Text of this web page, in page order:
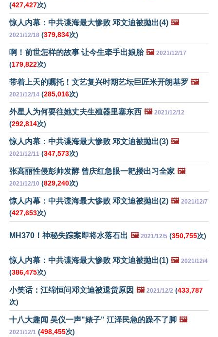
(427,427次)
惊人内幕：中共谍海最大惨败 邓文迪被抛出(4) 🖼️
2021/12/18 (379,834次)
啊！前世怎样的故事 让今生牵手出娘胎 🖼️ 2021/12/17
(179,822次)
带着上天的嘱托！文艺复兴时期艺坛巨匠米开朗基罗 🖼️
2021/12/14 (285,016次)
外星人为何要往她丈夫生殖器里塞东西 🖼️ 2021/12/12
(292,814次)
惊人内幕：中共谍海最大惨败 邓文迪被抛出(3) 🖼️
2021/12/11 (347,573次)
张高丽性侵彭帅发酵 曾庆红急眼一耙搂出习全家 🖼️
2021/12/10 (829,240次)
惊人内幕：中共谍海最大惨败 邓文迪被抛出(2) 🖼️ 2021/12/7
(427,653次)
MH370！神秘失踪案即将水落石出 🖼️ 2021/12/5 (350,755次)
惊人内幕：中共谍海最大惨败 邓文迪被抛出(1) 🖼️ 2021/12/4
(386,475次)
小笑话：江绵恒问邓文迪被退货原因 🖼️ 2021/12/2 (433,787
次)
十八大趣闻 吴仪一声"婊子" 江泽民急的跺不了脚 🖼️
2021/12/1 (498,455次)